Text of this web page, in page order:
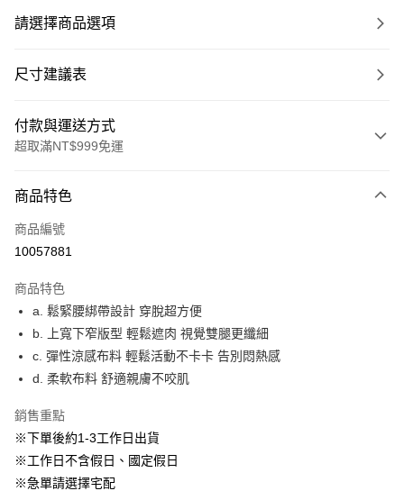
請選擇商品選項
尺寸建議表
付款與運送方式
超取滿NT$999免運
信用卡一次付款
超商取貨付款
ATM付款
貨到付款
運送方式
貨到付款
每筆NT$60，滿NT$999(含以上)免運費
全家(信用卡、多元支付)
商品特色
商品編號
10057881
商品特色
a. 鬆緊腰綁帶設計 穿脫超方便
b. 上寬下窄版型 輕鬆遮肉 視覺雙腿更纖細
c. 彈性涼感布料 輕鬆活動不卡卡 告別悶熱感
d. 柔軟布料 舒適親膚不咬肌
銷售重點
※下單後約1-3工作日出貨
※工作日不含假日、國定假日
※急單請選擇宅配